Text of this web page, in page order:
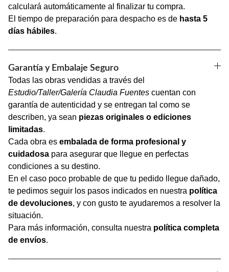
calculará automáticamente al finalizar tu compra.
El tiempo de preparación para despacho es de hasta 5
días hábiles.
Garantía y Embalaje Seguro
Todas las obras vendidas a través del
Estudio/Taller/Galería Claudia Fuentes cuentan con
garantía de autenticidad y se entregan tal como se
describen, ya sean piezas originales o ediciones
limitadas.
Cada obra es embalada de forma profesional y
cuidadosa para asegurar que llegue en perfectas
condiciones a su destino.
En el caso poco probable de que tu pedido llegue dañado,
te pedimos seguir los pasos indicados en nuestra política
de devoluciones, y con gusto te ayudaremos a resolver la
situación.
Para más información, consulta nuestra política completa
de envíos.